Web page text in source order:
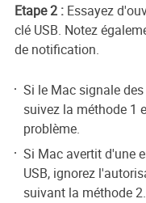
Etape 2 : Essayez
clé USB. Notez
de notification.
Si le Mac signale
suivez la méthode 1
problème.
Si Mac avertit d'une
USB, ignorez
suivant la méthode 2.